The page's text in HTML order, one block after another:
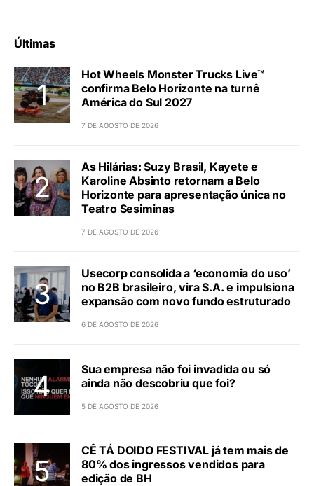
Últimas
Hot Wheels Monster Trucks Live™
confirma Belo Horizonte na turnê
América do Sul 2027
7 DE AGOSTO DE 2026
As Hilárias: Suzy Brasil, Kayete e
Karoline Absinto retornam a Belo
Horizonte para apresentação única no
Teatro Sesiminas
7 DE AGOSTO DE 2026
Usecorp consolida a ‘economia do uso’
no B2B brasileiro, vira S.A. e impulsiona
expansão com novo fundo estruturado
6 DE AGOSTO DE 2026
Sua empresa não foi invadida ou só
ainda não descobriu que foi?
5 DE AGOSTO DE 2026
CÊ TÁ DOIDO FESTIVAL já tem mais de
80% dos ingressos vendidos para
edição de BH